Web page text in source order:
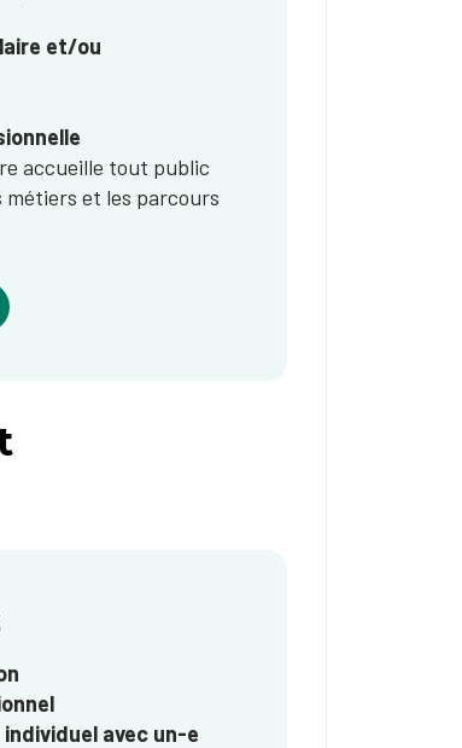
et/ou
accueille tout public
métiers et les parcours
avec un-e